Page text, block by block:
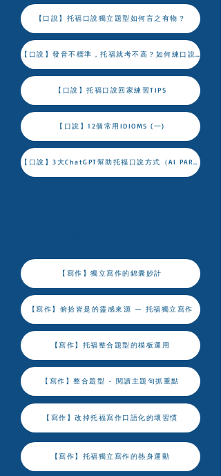
【口說】托福口說獨立題型如何言之有物？
【口說】發音不標準，托福就考不高？如何練口說發音？
【口說】托福口說回家練習TIPS
【口說】12個常用IDIOMS (一)
【口說】3大ChatGPT幫助托福口說方式（AI PART 1)
【寫作】獨立寫作的錦囊妙計
【寫作】俯拾皆是的靈感來源 — 托福獨立寫作
【寫作】托福整合題型的模板運用
【寫作】整合題型 - 閱讀主題句抓重點
【寫作】改掉托福寫作口語化的壞習慣
【寫作】托福獨立寫作的熱身運動